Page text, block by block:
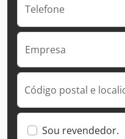
Telefone
Empresa
Código postal e
Sou revendedor.